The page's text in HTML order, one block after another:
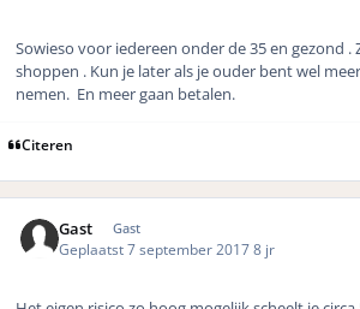
Sowieso voor iedereen onder de 35 en gezond
shoppen . Kun je later als je ouder bent wel
nemen. En meer gaan betalen.
Citeren
Gast Gast
Geplaatst7 september 20178 jr